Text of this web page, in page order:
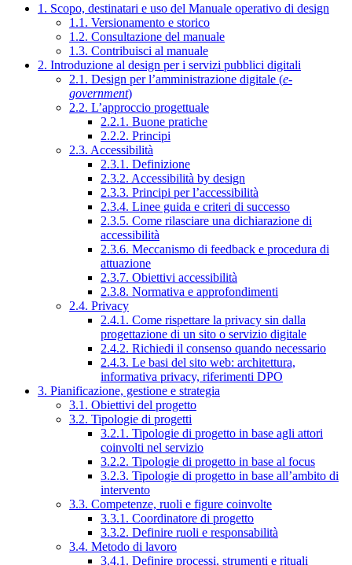
1. Scopo, destinatari e uso del Manuale operativo di design
1.1. Versionamento e storico
1.2. Consultazione del manuale
1.3. Contribuisci al manuale
2. Introduzione al design per i servizi pubblici digitali
2.1. Design per l’amministrazione digitale (e-
government)
2.2. L’approccio progettuale
2.2.1. Buone pratiche
2.2.2. Principi
2.3. Accessibilità
2.3.1. Definizione
2.3.2. Accessibilità by design
2.3.3. Principi per l’accessibilità
2.3.4. Linee guida e criteri di successo
2.3.5. Come rilasciare una dichiarazione di
accessibilità
2.3.6. Meccanismo di feedback e procedura di
attuazione
2.3.7. Obiettivi accessibilità
2.3.8. Normativa e approfondimenti
2.4. Privacy
2.4.1. Come rispettare la privacy sin dalla
progettazione di un sito o servizio digitale
2.4.2. Richiedi il consenso quando necessario
2.4.3. Le basi del sito web: architettura,
informativa privacy, riferimenti DPO
3. Pianificazione, gestione e strategia
3.1. Obiettivi del progetto
3.2. Tipologie di progetti
3.2.1. Tipologie di progetto in base agli attori
coinvolti nel servizio
3.2.2. Tipologie di progetto in base al focus
3.2.3. Tipologie di progetto in base all’ambito di
intervento
3.3. Competenze, ruoli e figure coinvolte
3.3.1. Coordinatore di progetto
3.3.2. Definire ruoli e responsabilità
3.4. Metodo di lavoro
3.4.1. Definire processi, strumenti e rituali